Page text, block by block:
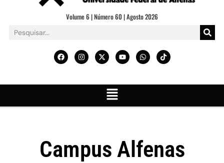
Volume 6 | Número 60 | Agosto 2026
Campus Alfenas